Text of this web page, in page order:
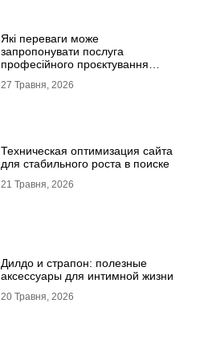
Які переваги може
запропонувати послуга
професійного проєктування
27 Травня, 2026
Техническая оптимизация сайта
для стабильного роста в поиске
21 Травня, 2026
Дилдо и страпон: полезные
аксессуары для интимной жизни
20 Травня, 2026